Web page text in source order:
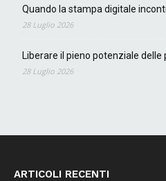
Quando la stampa digitale
28 Luglio 2026
Liberare il pieno potenziale delle
28 Luglio 2026
ARTICOLI RECENTI